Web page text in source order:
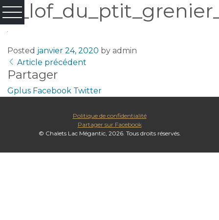
Posted janvier 24, 2020 by admin
Article précédent
Partager
Gplus Facebook Twitter
© Chalets Lac Mégantic, 2026. Tous droits réservés.
Politique de confidentialité
Partager sur Facebook